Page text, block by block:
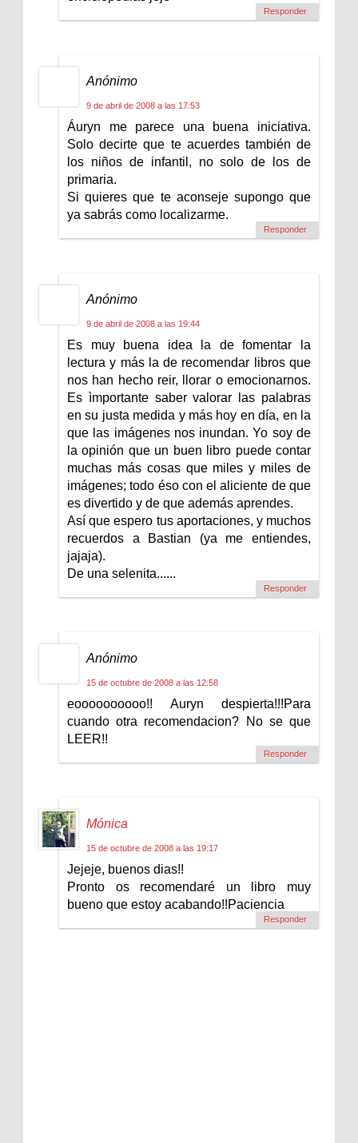
Responder
Anónimo
9 de abril de 2008 a las 17:53
Áuryn me parece una buena iniciativa.
Solo decirte que te acuerdes también de
los niños de infantil, no solo de los de
primaria.
Si quieres que te aconseje supongo que
ya sabrás como localizarme.
Responder
Anónimo
9 de abril de 2008 a las 19:44
Es muy buena idea la de fomentar la
lectura y más la de recomendar libros que
nos han hecho reir, llorar o emocionarnos.
Es ìmportante saber valorar las palabras
en su justa medida y más hoy en día, en la
que las imágenes nos inundan. Yo soy de
la opinión que un buen libro puede contar
muchas más cosas que miles y miles de
imágenes; todo éso con el aliciente de que
es divertido y de que además aprendes.
Así que espero tus aportaciones, y muchos
recuerdos a Bastian (ya me entiendes,
jajaja).
De una selenita......
Responder
Anónimo
15 de octubre de 2008 a las 12:58
eoooooooooo!! Auryn despierta!!!Para
cuando otra recomendacion? No se que
LEER!!
Responder
Mónica
15 de octubre de 2008 a las 19:17
Jejeje, buenos dias!!
Pronto os recomendaré un libro muy
bueno que estoy acabando!!Paciencia
Responder